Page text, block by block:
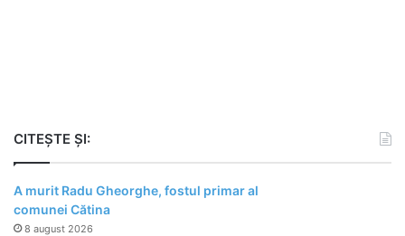
CITEȘTE ȘI:
A murit Radu Gheorghe, fostul primar al
comunei Cătina
8 august 2026